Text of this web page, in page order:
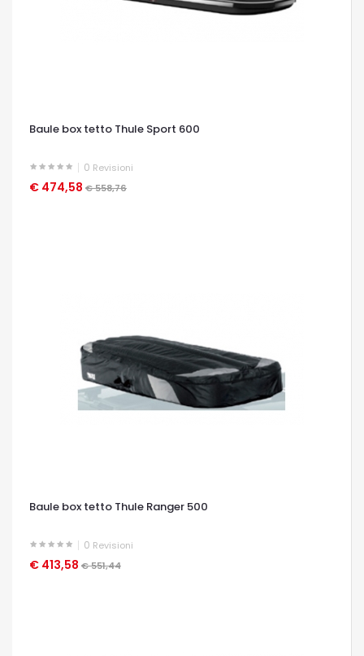
Baule box tetto Thule Sport 600
0 Revisioni
€ 474,58 € 558,76
OCCHIATA VELOCE
Baule box tetto Thule Ranger 500
0 Revisioni
€ 413,58 € 551,44
OCCHIATA VELOCE